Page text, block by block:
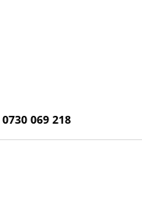
0730 069 218